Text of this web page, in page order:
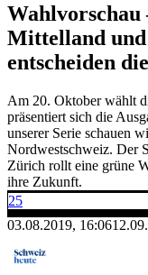
Wahlvorschau
Mittelland und
entscheiden
Am 20. Oktober wählt
präsentiert sich die
unserer Serie schauen
Nordwestschweiz. Der
Zürich rollt eine grüne
ihre Zukunft.
25
03.08.2019, 16:06